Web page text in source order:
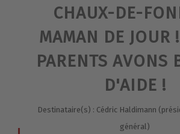
CHAUX-DE-
MAMAN DE JOUR
PARENTS AVONS
D'AIDE !
Destinataire(s) : Cédric Haldimann
général)